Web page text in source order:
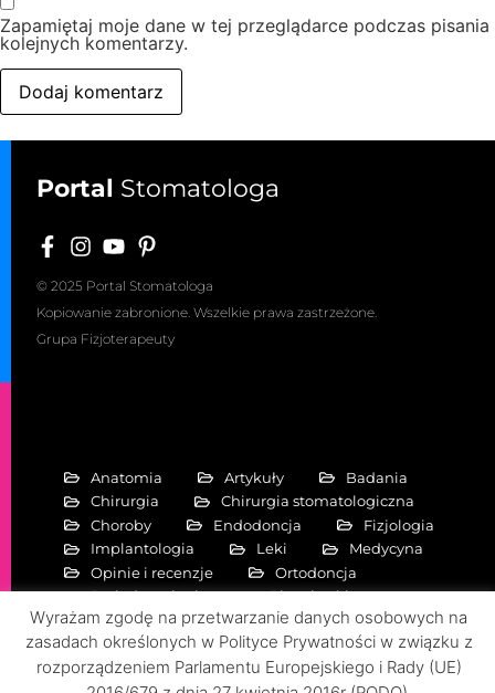
Zapamiętaj moje dane w tej przeglądarce podczas pisania
kolejnych komentarzy.
Portal Stomatologa
© 2025 Portal Stomatologa
Kopiowanie zabronione. Wszelkie prawa zastrzeżone.
Grupa Fizjoterapeuty
Anatomia Artykuły
Badania
Chirurgia
Chirurgia stomatologiczna
Choroby
Endodoncja
Fizjologia
Implantologia
Leki
Medycyna
Opinie i recenzje
Ortodoncja
Periodontologia
Pierwiastki
Protetyka stomatologiczna
Rehabilitacja stomatologiczna
Specjalizacje
Zdrowie
Wyrażam zgodę na przetwarzanie danych osobowych na
zasadach określonych w Polityce Prywatności w związku z
rozporządzeniem Parlamentu Europejskiego i Rady (UE)